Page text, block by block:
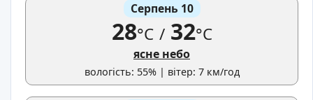
Серпень 10
28°C /32°C
ясне небо
вологість: 55% | вітер: 7 км/год